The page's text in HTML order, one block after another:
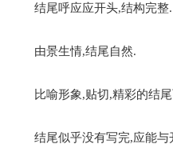
结尾呼应应开头,结构完整.
由景生情,结尾自然.
比喻形象,贴切,精彩的结
结尾似乎没有写完,应能